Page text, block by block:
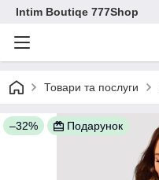
Intim Boutiqe 777Shop
Товари та послуги
–32% Подарунок